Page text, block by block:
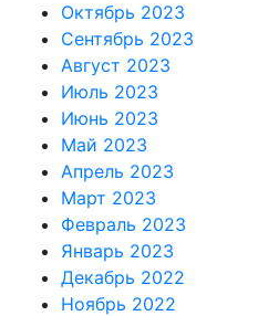
Октябрь 2023
Сентябрь 2023
Август 2023
Июль 2023
Июнь 2023
Май 2023
Апрель 2023
Март 2023
Февраль 2023
Январь 2023
Декабрь 2022
Ноябрь 2022